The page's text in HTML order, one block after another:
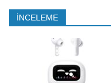
İNCELEME